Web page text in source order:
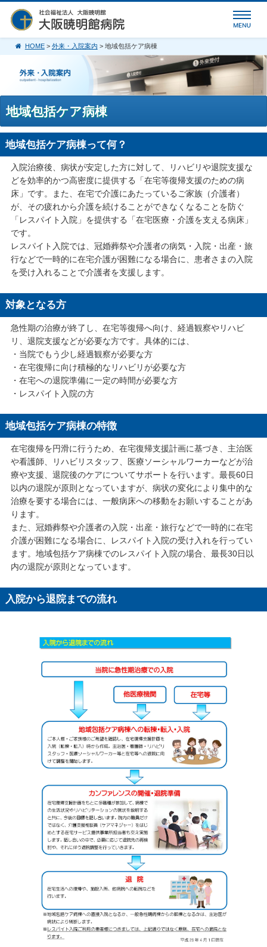
HOME> 外来・入院案内 > 地域包括ケア病棟
地域包括ケア病棟
地域包括ケア病棟って何？
入院治療後、病状が安定した方に対して、リハビリや退院支援な
どを効率的かつ高密度に提供する「在宅等復帰支援のための病
床」です。また、在宅で介護にあたっているご家族（介護者）
が、その疲れから介護を続けることができなくなることを防ぐ
「レスパイト入院」を提供する「在宅医療・介護を支える病床」
です。
レスパイト入院では、冠婚葬祭や介護者の病気・入院・出産・旅
行などで一時的に在宅介護が困難になる場合に、患者さまの入院
を受け入れることで介護者を支援します。
対象となる方
急性期の治療が終了し、在宅等復帰へ向け、経過観察やリハビ
リ、退院支援などが必要な方です。具体的には、
・当院でもう少し経過観察が必要な方
・在宅復帰に向け積極的なリハビリが必要な方
・在宅への退院準備に一定の時間が必要な方
・レスパイト入院の方
地域包括ケア病棟の特徴
在宅復帰を円滑に行うため、在宅復帰支援計画に基づき、主治医
や看護師、リハビリスタッフ、医療ソーシャルワーカーなどが治
療や支援、退院後のケアについてサポートを行います。最長60日
以内の退院が原則となっていますが、病状の変化により集中的な
治療を要する場合には、一般病床への移動をお願いすることがあ
ります。
また、冠婚葬祭や介護者の入院・出産・旅行などで一時的に在宅
介護が困難になる場合に、レスパイト入院の受け入れを行ってい
ます。地域包括ケア病棟でのレスパイト入院の場合、最長30日以
内の退院が原則となっています。
入院から退院までの流れ